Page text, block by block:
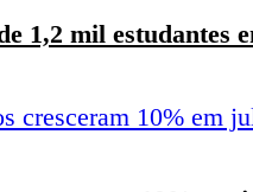
1,2 mil estudantes